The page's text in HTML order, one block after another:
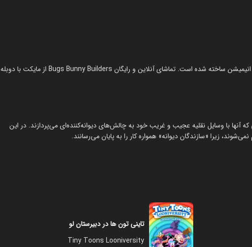
انیمیشن باگز بانی و تیم سازندگان در سال 2022 در ژانر انیمیشن ساخته شده است. تماشای آنلاین و رایگان Bugs Bunny Builders از مایکت با دوبله
که آنها با وسایل نقلیه عجیب و غریب خود به چالش‌های دیوانه‌کننده‌ای می‌پردازند. در این
زیرا «سازندگان دیوانه» همواره کار را به پایان می‌رسانند.
تاینی تون ها در دبیرستان لو
Tiny Toons Looniversity